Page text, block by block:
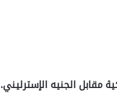
مقابل الجنيه الإسترليني.